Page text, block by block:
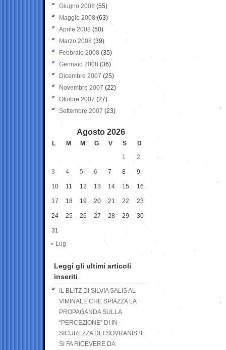
Giugno 2008 (55)
Maggio 2008(63)
Aprile 2008 (50)
Marzo 2008 (39)
Febbraio 2008 (35)
Gennaio 2008 (36)
Dicembre 2007 (25)
Novembre 2007 (22)
Ottobre 2007 (27)
Settembre 2007 (23)
Agosto 2026
L M M G V S
D
1
2
3 4 5 6 7 8 9
10 11 12 13 14 15 16
17 18 19 20 21 22 23
24 25 26 27 28 29 30
31
« Lug
Leggi gli ultimi articoli
inseriti
IL BLITZ DI SILVIA SALIS AL
VIMINALE CHE SPIAZZA LA
PROPAGANDA SULLA
“PERCEZIONE” DI IN-
SICUREZZA DEI SOVRANISTI:
SI FA RICEVERE DA